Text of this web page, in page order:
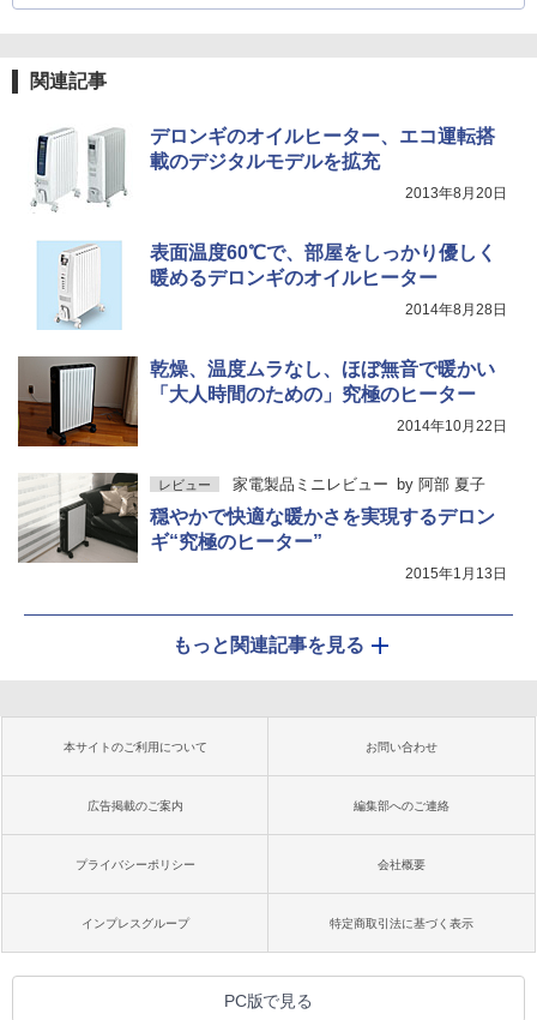
関連記事
デロンギのオイルヒーター、エコ運転搭
載のデジタルモデルを拡充
2013年8月20日
表面温度60℃で、部屋をしっかり優しく
暖めるデロンギのオイルヒーター
2014年8月28日
乾燥、温度ムラなし、ほぼ無音で暖かい
「大人時間のための」究極のヒーター
2014年10月22日
レビュー 家電製品ミニレビュー by 阿部 夏子
穏やかで快適な暖かさを実現するデロン
ギ“究極のヒーター”
2015年1月13日
もっと関連記事を見る
本サイトのご利用について お問い合わせ
広告掲載のご案内 編集部へのご連絡
プライバシーポリシー 会社概要
インプレスグループ 特定商取引法に基づく表示
PC版で見る